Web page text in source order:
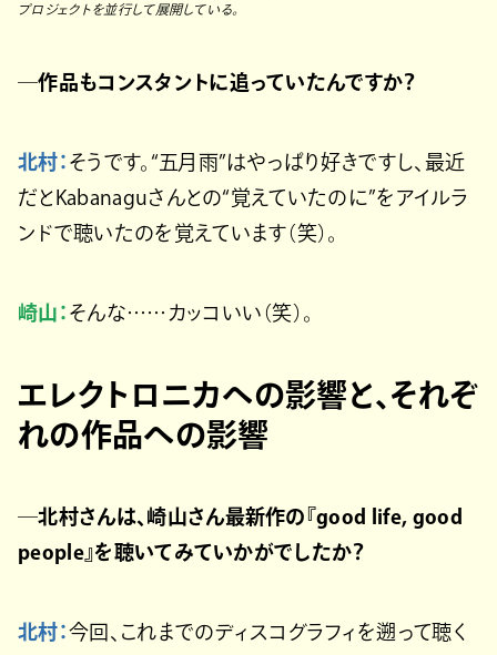
プロジェクトを並行して展開している。
─作品もコンスタントに追っていたんですか？
北村： そうです。“五月雨”はやっぱり好きですし、最近
だとKabanaguさんとの“覚えていたのに”をアイルラ
ンドで聴いたのを覚えています（笑）。
崎山： そんな……カッコいい（笑）。
エレクトロニカへの影響と、それぞ
れの作品への影響
─北村さんは、崎山さん最新作の『good life, good
people』を聴いてみていかがでしたか？
北村：今回、これまでのディスコグラフィを遡って聴く